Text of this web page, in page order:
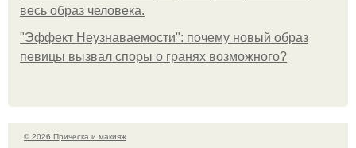
весь образ человека.
"Эффект Неузнаваемости": почему новый образ
певицы вызвал споры о гранях возможного?
© 2026 Прическа и макияж